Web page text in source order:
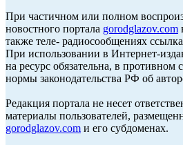
При частичном или полном
новостного портала gorodglazov.com
также теле- радиосообщениях
При использовании в Интернет-
на ресурс обязательна, в противном
нормы законодательства РФ об
Редакция портала не несет
материалы пользователей,
gorodglazov.com и его субдоменах.